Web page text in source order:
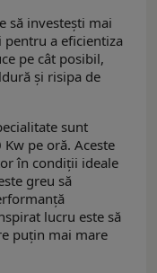
să investești mai
a eficientiza
pe cât posibil,
și risipa de
sunt
pe oră. Aceste
în condiții ideale
greu să
lucru este să
puțin mai mare